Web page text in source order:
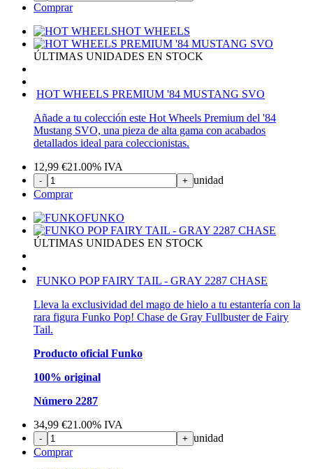
Comprar
HOT WHEELS
ÚLTIMAS UNIDADES EN STOCK
HOT WHEELS PREMIUM '84 MUSTANG SVO
Añade a tu colección este Hot Wheels Premium del '84
Mustang SVO, una pieza de alta gama con acabados
detallados ideal para coleccionistas.
12,99 €21.00% IVA
- + unidad
Comprar
FUNKO
ÚLTIMAS UNIDADES EN STOCK
FUNKO POP FAIRY TAIL - GRAY 2287 CHASE
Lleva la exclusividad del mago de hielo a tu estantería con la
rara figura Funko Pop! Chase de Gray Fullbuster de Fairy
Tail.
Producto oficial Funko
100% original
Número 2287
34,99 €21.00% IVA
- + unidad
Comprar